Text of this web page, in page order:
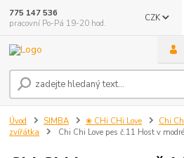
CZK
775 147 536
pracovní Po-Pá 19-20 hod.
Úvod SIMBA ❀ CHi CHi Love
Chi
zvířátka
Chi Chi Love pes č.11 Host v